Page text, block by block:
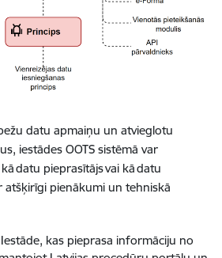
datu apmaiņu un atvieglotu
iestādes OOTS sistēmā var
datu pieprasītājs vai kā datu
atšķirīgi pienākumi un tehniskā
Iestāde, kas pieprasa informāciju no